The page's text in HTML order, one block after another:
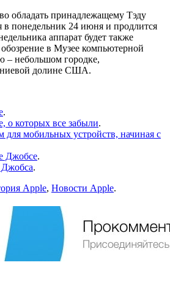
обладать принадлежащему Тэду
в понедельник 24 июня и продлится
аппарат будет также
в Музее компьютерной
– небольшом городке,
долине США.
.
о которых все забыли.
для мобильных устройств, начиная с
Джобсе.
.
Apple, Новости Apple.